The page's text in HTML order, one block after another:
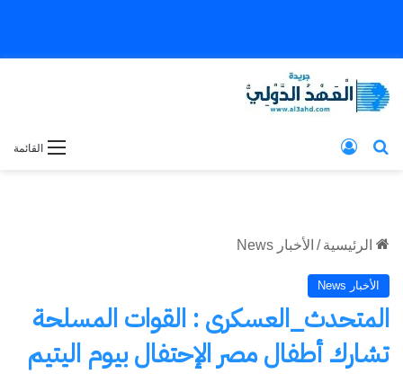
القائمة بحث عن
الرئيسية / الأخبار News
الأخبار News
المتحدث_العسكرى : القوات المسلحة
تشارك أطفال مصر الإحتفال بيوم اليتيم